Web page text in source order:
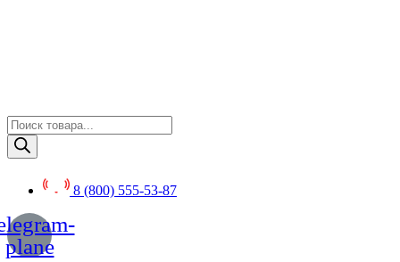
Поиск
товаров
8 (800) 555-53-87
plane